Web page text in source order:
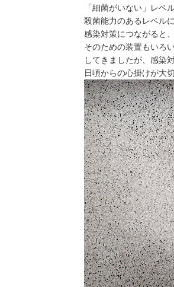
「細菌がいない」レベ
殺菌能力のあるレベル
感染対策につながると
そのための装置もいろ
してきましたが、感染
日頃からの心掛けが大